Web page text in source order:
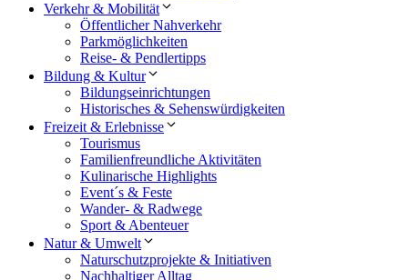
Verkehr & Mobilität
Öffentlicher Nahverkehr
Parkmöglichkeiten
Reise- & Pendlertipps
Bildung & Kultur
Bildungseinrichtungen
Historisches & Sehenswürdigkeiten
Freizeit & Erlebnisse
Tourismus
Familienfreundliche Aktivitäten
Kulinarische Highlights
Event´s & Feste
Wander- & Radwege
Sport & Abenteuer
Natur & Umwelt
Naturschutzprojekte & Initiativen
Nachhaltiger Alltag